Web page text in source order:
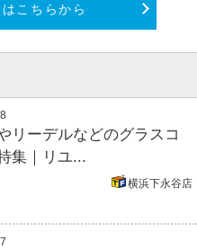
こちらから
リーデルなどのグラスコ
集｜リユ...
横浜下永谷店